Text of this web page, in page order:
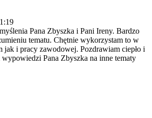
Pana Zbyszka i Pani Ireny. Bardzo
tematu. Chętnie wykorzystam to w
jak i pracy zawodowej. Pozdrawiam ciepło i
wypowiedzi Pana Zbyszka na inne tematy